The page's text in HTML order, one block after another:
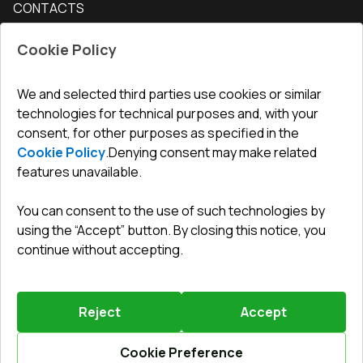
Interior doors
How to measure windows
For companies, cooperation
Conditions for returning goods
Guarantee
CONTACTS
undefined(undefined)
info@toptechnik.com.pl
Polityka prywatności
REGULAMIN
©2026.All right reserved.Powered byVitrager.com.
Report a problem?
Cookie Policy
We and selected third parties use cookies or similar
technologies for technical purposes and, with your
consent, for other purposes as specified in the
Cookie Policy.Denying consent may make related
features unavailable.
You can consent to the use of such technologies by
using the “Accept” button. By closing this notice, you
continue without accepting.
Reject Accept
Cookie Preference